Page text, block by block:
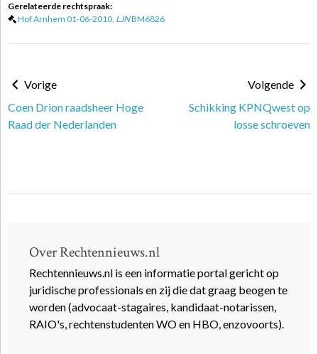
Gerelateerde rechtspraak:
Hof Arnhem 01-06-2010, LJNBM6826
Vorige
Coen Drion raadsheer Hoge
Raad der Nederlanden
Volgende
Schikking KPNQwest op
losse schroeven
Over Rechtennieuws.nl
Rechtennieuws.nl is een informatie portal gericht op
juridische professionals en zij die dat graag beogen te
worden (advocaat-stagaires, kandidaat-notarissen,
RAIO's, rechtenstudenten WO en HBO, enzovoorts).